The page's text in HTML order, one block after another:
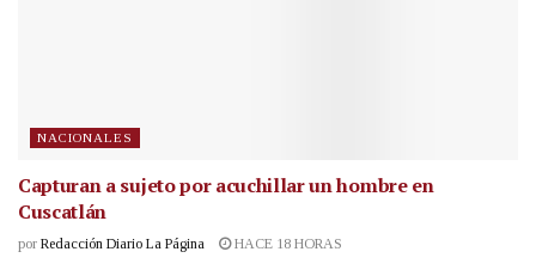
NACIONALES
Capturan a sujeto por acuchillar un hombre en
Cuscatlán
por Redacción Diario La Página HACE 18 HORAS